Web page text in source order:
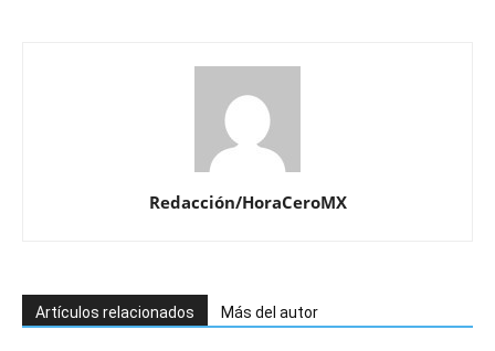
Redacción/HoraCeroMX
Artículos relacionados Más del autor